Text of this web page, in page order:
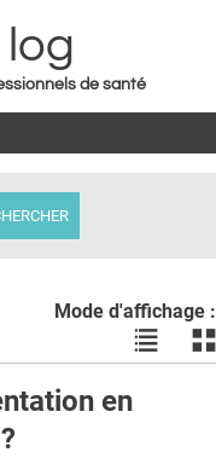
de santé
Mode d'affichage :
Voir
les
les
en